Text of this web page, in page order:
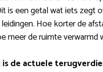
is een getal wat iets zegt
Hoe korter de
meer de ruimte verwarmd
is de actuele